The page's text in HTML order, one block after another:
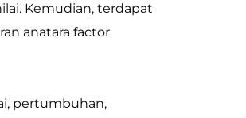
Kemudian, terdapat
anatara factor
pertumbuhan,